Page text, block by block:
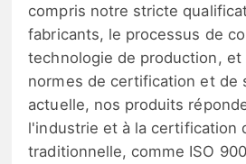
compris notre stricte
fabricants, le processus de
technologie de production, et
normes de certification et de
actuelle, nos produits
l'industrie et à la certification
traditionnelle, comme ISO